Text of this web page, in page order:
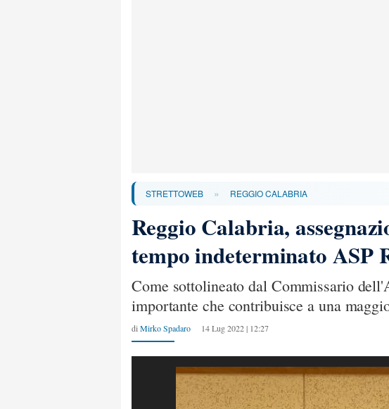
STRETTOWEB » REGGIO CALABRIA
Reggio Calabria,
tempo indeterminato ASP
Come sottolineato dal Commissario
importante che contribuisce a una
di Mirko Spadaro 14 Lug 2022 | 12:27